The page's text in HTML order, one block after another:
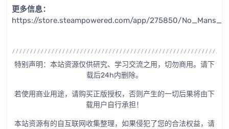
更多信息：
https://store.steampowered.com/app/275850/
特别声明：本站资源仅供研究、学习交流之用，切勿商用。请下
载后24h内删除。
若使用商业用途，请购买正版授权，否则产生的一切后果将由下
载用户自行承担！
本站资源有的自互联网收集整理，如果侵犯了您的合法权益，请